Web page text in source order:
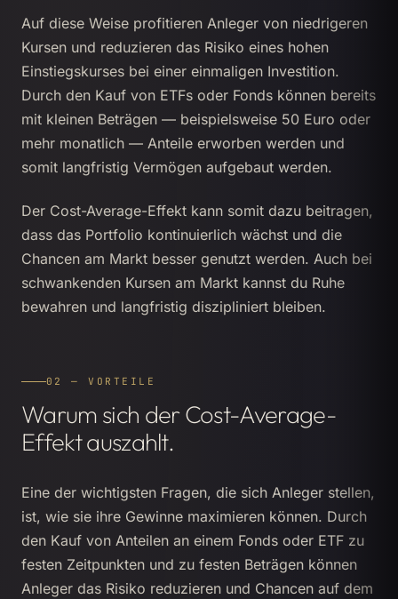
Auf diese Weise profitieren Anleger von niedrigeren
Kursen und reduzieren das Risiko eines hohen
Einstiegskurses bei einer einmaligen Investition.
Durch den Kauf von ETFs oder Fonds können bereits
mit kleinen Beträgen — beispielsweise 50 Euro oder
mehr monatlich — Anteile erworben werden und
somit langfristig Vermögen aufgebaut werden.
Der Cost-Average-Effekt kann somit dazu beitragen,
dass das Portfolio kontinuierlich wächst und die
Chancen am Markt besser genutzt werden. Auch bei
schwankenden Kursen am Markt kannst du Ruhe
bewahren und langfristig diszipliniert bleiben.
02 — VORTEILE
Warum sich der Cost-Average-
Effekt auszahlt.
Eine der wichtigsten Fragen, die sich Anleger stellen,
ist, wie sie ihre Gewinne maximieren können. Durch
den Kauf von Anteilen an einem Fonds oder ETF zu
festen Zeitpunkten und zu festen Beträgen können
Anleger das Risiko reduzieren und Chancen auf dem